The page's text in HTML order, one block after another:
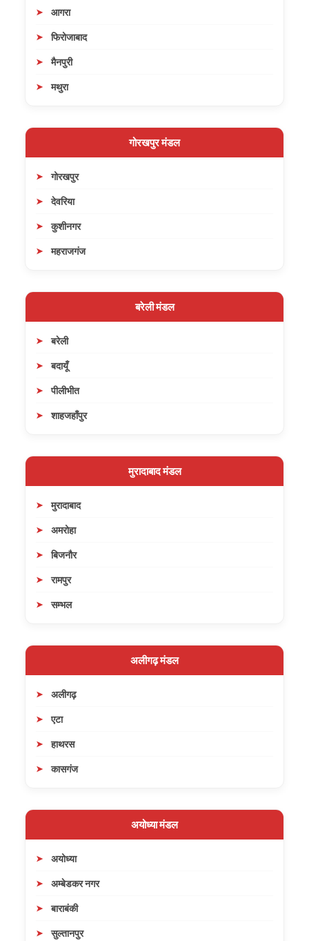
आगरा
फिरोजाबाद
मैनपुरी
मथुरा
गोरखपुर मंडल
गोरखपुर
देवरिया
कुशीनगर
महराजगंज
बरेली मंडल
बरेली
बदायूँ
पीलीभीत
शाहजहाँपुर
मुरादाबाद मंडल
मुरादाबाद
अमरोहा
बिजनौर
रामपुर
सम्भल
अलीगढ़ मंडल
अलीगढ़
एटा
हाथरस
कासगंज
अयोध्या मंडल
अयोध्या
अम्बेडकर नगर
बाराबंकी
सुल्तानपुर